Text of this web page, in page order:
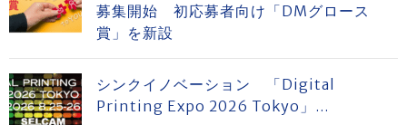
募集開始 初応募者向け「DMグロース
賞」を新設
シンクイノベーション 「Digital
Printing Expo 2026 Tokyo」...